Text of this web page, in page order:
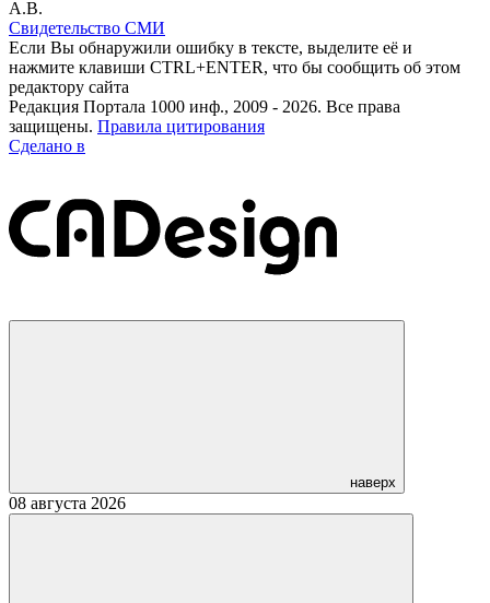
А.В.
Свидетельство СМИ
Если Вы обнаружили ошибку в тексте, выделите её и
нажмите клавиши CTRL+ENTER, что бы сообщить об этом
редактору сайта
Редакция Портала 1000 инф., 2009 - 2026. Все права
защищены. Правила цитирования
Сделано в
наверх
08 августа 2026